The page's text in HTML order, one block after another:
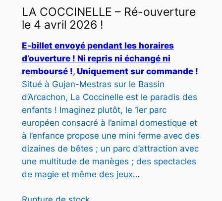
LA COCCINELLE – Ré-ouverture
le 4 avril 2026 !
E-billet envoyé pendant les horaires
d’ouverture ! Ni repris ni échangé ni
remboursé !, Uniquement sur commande !
Situé à Gujan-Mestras sur le Bassin
d’Arcachon, La Coccinelle est le paradis des
enfants ! Imaginez plutôt, le 1er parc
européen consacré à l’animal domestique et
à l’enfance propose une mini ferme avec des
dizaines de bêtes ; un parc d’attraction avec
une multitude de manèges ; des spectacles
de magie et même des jeux…